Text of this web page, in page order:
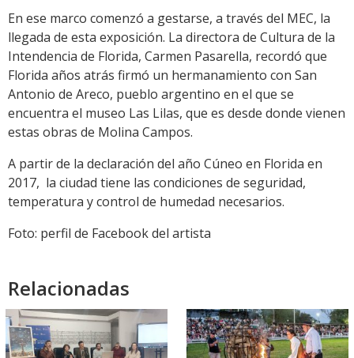
En ese marco comenzó a gestarse, a través del MEC, la
llegada de esta exposición. La directora de Cultura de la
Intendencia de Florida, Carmen Pasarella, recordó que
Florida años atrás firmó un hermanamiento con San
Antonio de Areco, pueblo argentino en el que se
encuentra el museo Las Lilas, que es desde donde vienen
estas obras de Molina Campos.
A partir de la declaración del año Cúneo en Florida en
2017, la ciudad tiene las condiciones de seguridad,
temperatura y control de humedad necesarios.
Foto: perfil de Facebook del artista
Relacionadas